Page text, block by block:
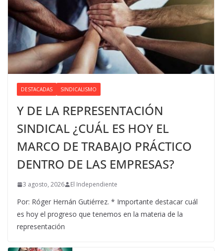
DESTACADAS SINDICALISMO
Y DE LA REPRESENTACIÓN
SINDICAL ¿CUÁL ES HOY EL
MARCO DE TRABAJO PRÁCTICO
DENTRO DE LAS EMPRESAS?
3 agosto, 2026 El Independiente
Por: Róger Hernán Gutiérrez. * Importante destacar cuál
es hoy el progreso que tenemos en la materia de la
representación